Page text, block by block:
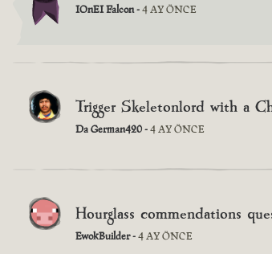
IOnEI Falcon -4 AY ÖNCE
Trigger Skeletonlord with a
Da German420 -4 AY ÖNCE
Hourglass commendations
EwokBuilder -4 AY ÖNCE